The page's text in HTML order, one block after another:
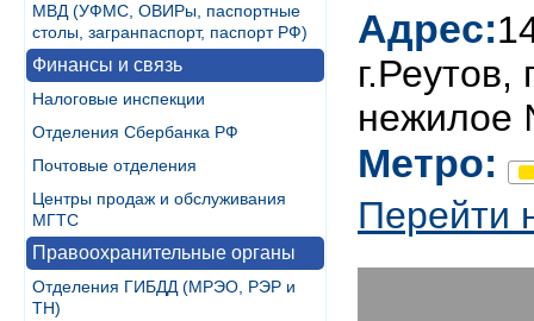
МВД (УФМС, ОВИРы, паспортные
столы, загранпаспорт, паспорт РФ)
Финансы и связь
Налоговые инспекции
Отделения Сбербанка РФ
Почтовые отделения
Центры продаж и обслуживания
МГТС
Правоохранительные органы
Отделения ГИБДД (МРЭО, РЭР и
ТН)
Адрес:
Метро:
Перейти